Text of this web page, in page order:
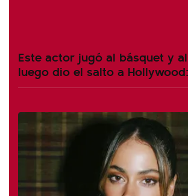
Este actor jugó al básquet y
luego dio el salto a